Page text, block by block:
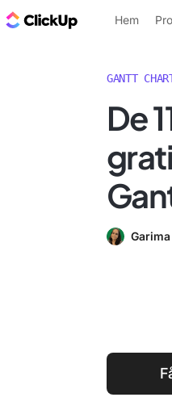
ClickUp-
Hem
GANTT
De